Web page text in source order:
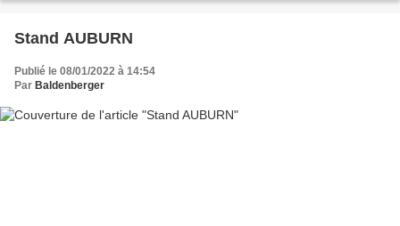
Stand AUBURN
Publié le 08/01/2022 à 14:54
Par Baldenberger